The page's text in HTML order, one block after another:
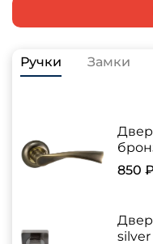
Ручки Замки
850
silver